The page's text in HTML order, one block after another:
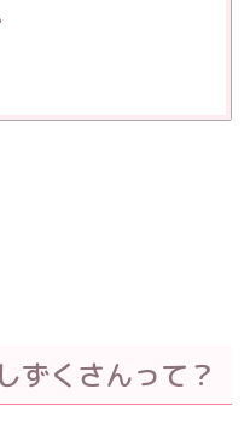
くさんって？